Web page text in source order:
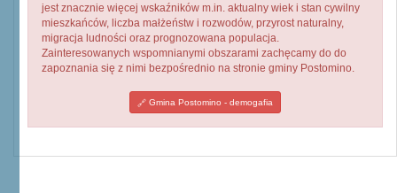
jest znacznie więcej wskaźników m.in. aktualny wiek i stan cywilny
mieszkańców, liczba małżeństw i rozwodów, przyrost naturalny,
migracja ludności oraz prognozowana populacja.
Zainteresowanych wspomnianymi obszarami zachęcamy do do
zapoznania się z nimi bezpośrednio na stronie gminy Postomino.
Gmina Postomino - demogafia